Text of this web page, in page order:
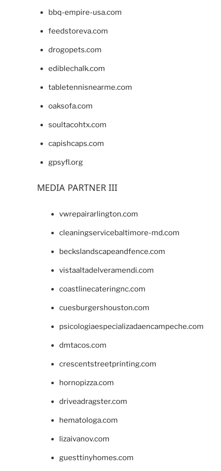
bbq-empire-usa.com
feedstoreva.com
drogopets.com
ediblechalk.com
tabletennisnearme.com
oaksofa.com
soultacohtx.com
capishcaps.com
gpsyfl.org
MEDIA PARTNER III
vwrepairarlington.com
cleaningservicebaltimore-md.com
beckslandscapeandfence.com
vistaaltadelveramendi.com
coastlinecateringnc.com
cuesburgershouston.com
psicologiaespecializadaencampeche.com
dmtacos.com
crescentstreetprinting.com
hornopizza.com
driveadragster.com
hematologa.com
lizaivanov.com
guesttinyhomes.com